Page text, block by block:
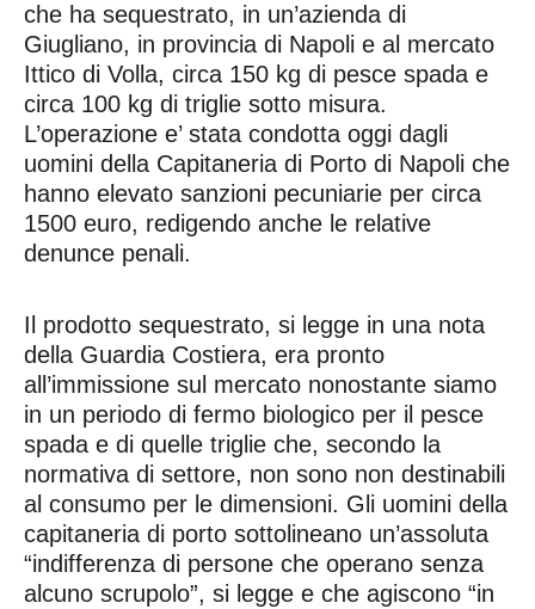
che ha sequestrato, in un’azienda di
Giugliano, in provincia di Napoli e al mercato
Ittico di Volla, circa 150 kg di pesce spada e
circa 100 kg di triglie sotto misura.
L’operazione e’ stata condotta oggi dagli
uomini della Capitaneria di Porto di Napoli che
hanno elevato sanzioni pecuniarie per circa
1500 euro, redigendo anche le relative
denunce penali.
Il prodotto sequestrato, si legge in una nota
della Guardia Costiera, era pronto
all’immissione sul mercato nonostante siamo
in un periodo di fermo biologico per il pesce
spada e di quelle triglie che, secondo la
normativa di settore, non sono non destinabili
al consumo per le dimensioni. Gli uomini della
capitaneria di porto sottolineano un’assoluta
“indifferenza di persone che operano senza
alcuno scrupolo”, si legge e che agiscono “in